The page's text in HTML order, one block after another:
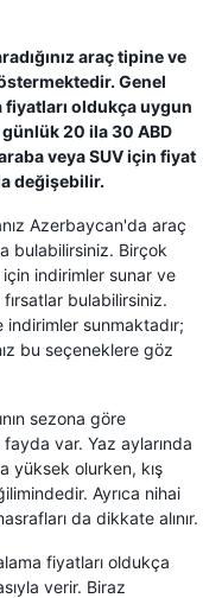
araç tipine ve
Genel
oldukça uygun
20 ila 30 ABD
veya SUV için fiyat
değişebilir.
Azerbaycan'da araç
bulabilirsiniz. Birçok
indirimler sunar ve
bulabilirsiniz.
sunmaktadır;
bu seçeneklere göz
sezona göre
var. Yaz aylarında
yüksek olurken, kış
Ayrıca nihai
da dikkate alınır.
fiyatları oldukça
verir. Biraz